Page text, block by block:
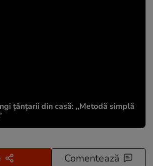
țânțarii din casă: „Metodă simplă
Comentează